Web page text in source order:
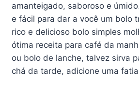
amanteigado, saboroso e
e fácil para dar a você um bolo
rico e delicioso bolo simples
ótima receita para café da
ou bolo de lanche, talvez sirva
chá da tarde, adicione uma